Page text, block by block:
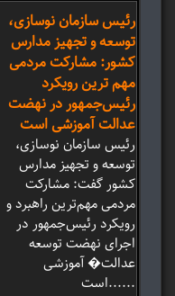
رئیس سازمان نوسازی،
توسعه و تجهیز مدارس
کشور: مشارکت مردمی
مهم ترین رویکرد
رئیس‌جمهور در نهضت
عدالت آموزشی است
رئیس سازمان نوسازی،
توسعه و تجهیز مدارس
کشور گفت: مشارکت
مردمی مهم‌ترین راهبرد و
رویکرد رئیس‌جمهور در
اجرای نهضت توسعه
عدالت� آموزشی
است......